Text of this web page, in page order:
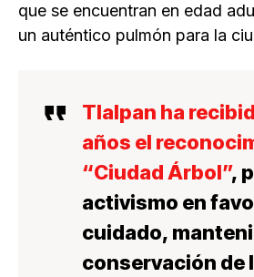
que se encuentran en edad
un auténtico pulmón para la
Tlalpan ha
años el
“Ciudad Árbol”,
activismo en
cuidado,
conservación de